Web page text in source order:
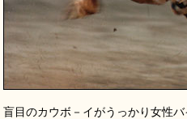
盲目のカウボ－イがうっかり女性